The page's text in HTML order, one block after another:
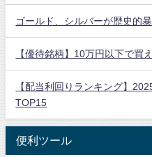
ゴールド、シルバーが歴史的
【優待銘柄】10万円以下で買
【配当利回りランキング】
TOP15
便利ツール